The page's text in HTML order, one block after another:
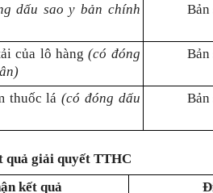
dấu sao y bản chính
Bản
của lô hàng(có đóng
Bản
thuốc lá(có đóng dấu
Bản
quả giải quyết TTHC
kết quả